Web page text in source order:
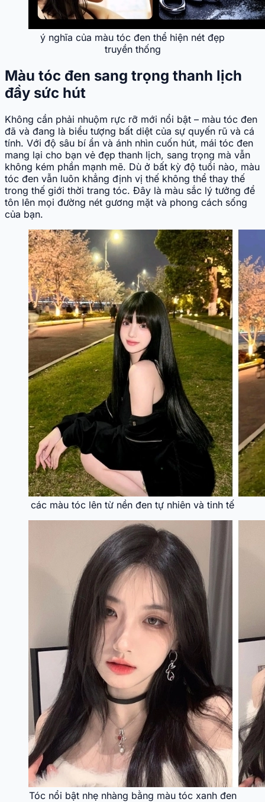
ý nghĩa của màu tóc đen thể hiện nét đẹp
truyền thống
Màu tóc đen sang trọng thanh lịch
đầy sức hút
Không cần phải nhuộm rực rỡ mới nổi bật – màu tóc đen
đã và đang là biểu tượng bất diệt của sự quyến rũ và cá
tính. Với độ sâu bí ẩn và ánh nhìn cuốn hút, mái tóc đen
mang lại cho bạn vẻ đẹp thanh lịch, sang trọng mà vẫn
không kém phần mạnh mẽ. Dù ở bất kỳ độ tuổi nào, màu
tóc đen vẫn luôn khẳng định vị thế không thể thay thế
trong thế giới thời trang tóc. Đây là màu sắc lý tưởng để
tôn lên mọi đường nét gương mặt và phong cách sống
của bạn.
các màu tóc lên từ nền đen tự nhiên và tinh tế
Tóc nổi bật nhẹ nhàng bằng màu tóc xanh đen